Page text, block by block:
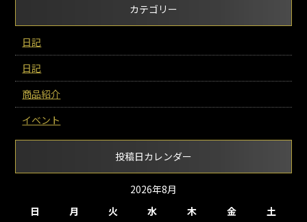
カテゴリー
日記
日記
商品紹介
イベント
投稿日カレンダー
2026年8月
日
月 火 水 木 金 土